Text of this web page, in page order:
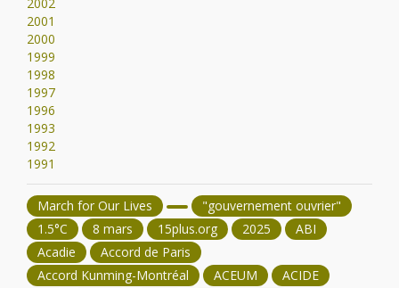
2001
2000
1999
1998
1997
1996
1993
1992
1991
March for Our Lives
"gouvernement ouvrier"
1.5°C
8 mars 15plus.org 2025
ABI
Acadie
Accord de Paris
Accord Kunming-Montréal
ACEUM
ACIDE